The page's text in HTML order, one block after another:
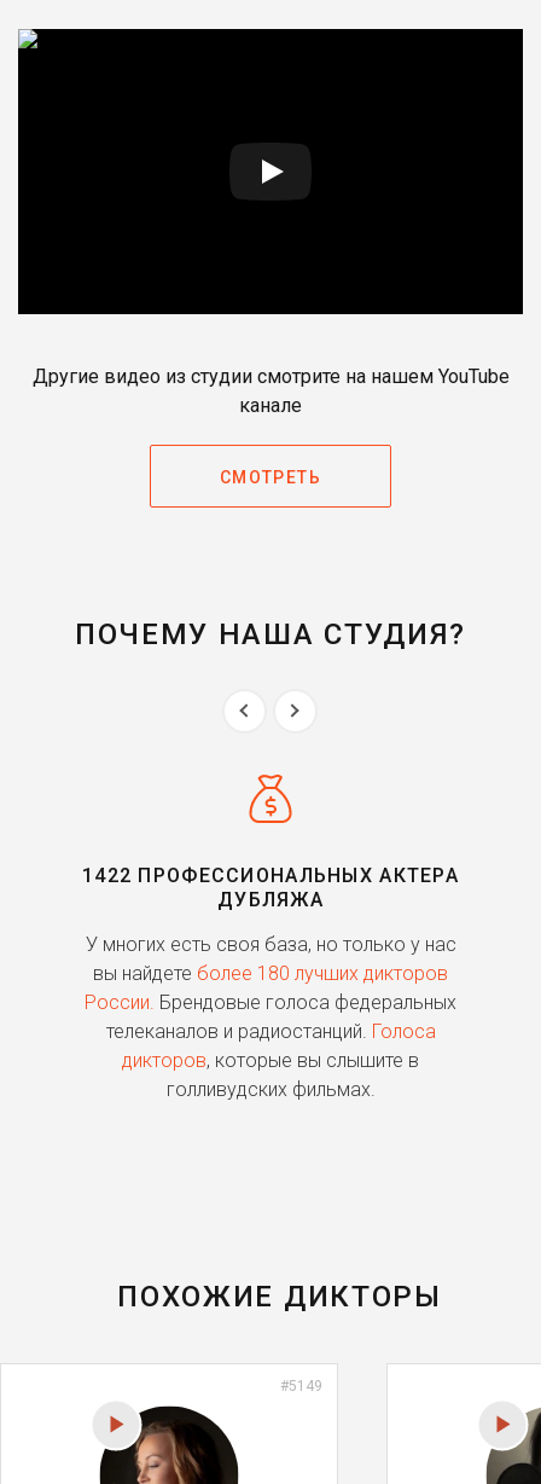
Другие видео из студии смотрите на нашем YouTube
канале
СМОТРЕТЬ
ПОЧЕМУ НАША СТУДИЯ?
1422 ПРОФЕССИОНАЛЬНЫХ АКТЕРА
ДУБЛЯЖА
У многих есть своя база, но только у нас
вы найдете более 180 лучших дикторов
России. Брендовые голоса федеральных
телеканалов и радиостанций. Голоса
дикторов, которые вы слышите в
голливудских фильмах.
ПОХОЖИЕ ДИКТОРЫ
#5149